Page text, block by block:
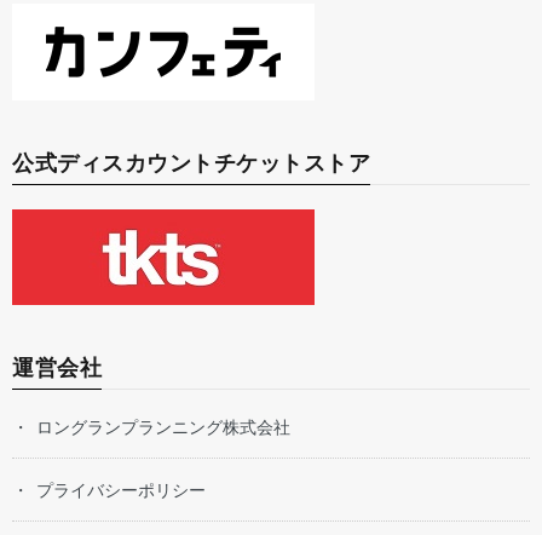
公式ディスカウントチケットストア
運営会社
ロングランプランニング株式会社
プライバシーポリシー